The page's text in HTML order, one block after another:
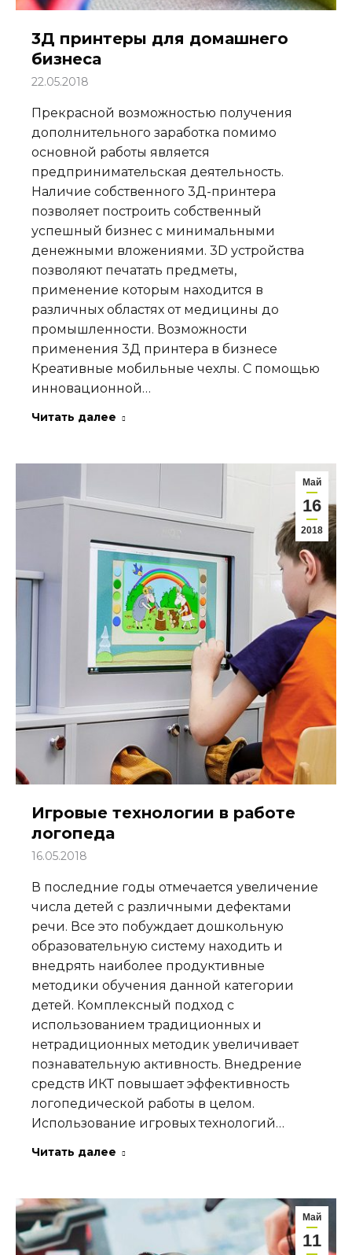
3Д принтеры для домашнего
бизнеса
22.05.2018
Прекрасной возможностью получения
дополнительного заработка помимо
основной работы является
предпринимательская деятельность.
Наличие собственного 3Д-принтера
позволяет построить собственный
успешный бизнес с минимальными
денежными вложениями. 3D устройства
позволяют печатать предметы,
применение которым находится в
различных областях от медицины до
промышленности. Возможности
применения 3Д принтера в бизнесе
Креативные мобильные чехлы. С помощью
инновационной…
Читать далее
Май
16
2018
Игровые технологии в работе
логопеда
16.05.2018
В последние годы отмечается увеличение
числа детей с различными дефектами
речи. Все это побуждает дошкольную
образовательную систему находить и
внедрять наиболее продуктивные
методики обучения данной категории
детей. Комплексный подход с
использованием традиционных и
нетрадиционных методик увеличивает
познавательную активность. Внедрение
средств ИКТ повышает эффективность
логопедической работы в целом.
Использование игровых технологий…
Читать далее
Май
11